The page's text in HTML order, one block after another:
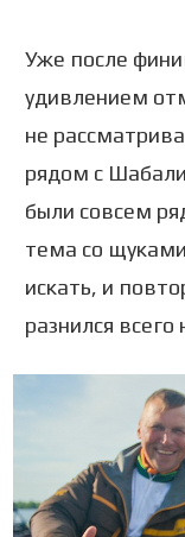
Уже после
удивлением
не
рядом с
были совсем
тема со
искать, и
разнился всего